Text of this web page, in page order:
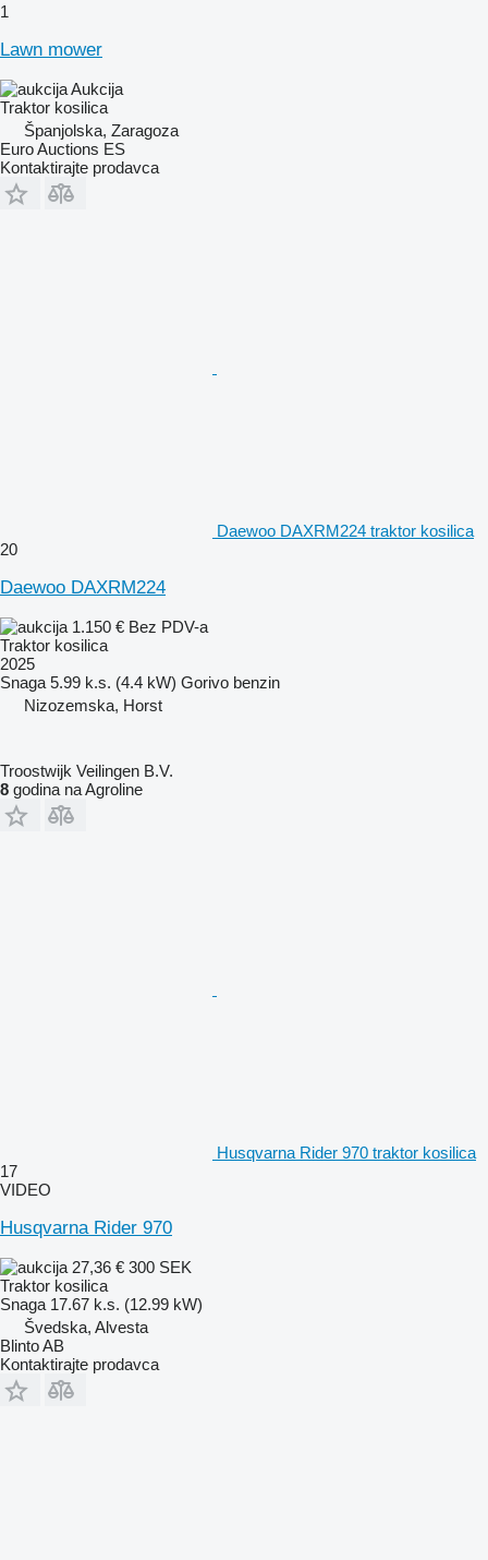
1
Lawn mower
Aukcija
Traktor kosilica
Španjolska, Zaragoza
Euro Auctions ES
Kontaktirajte prodavca
Daewoo DAXRM224 traktor kosilica
20
Daewoo DAXRM224
1.150 € Bez PDV-a
Traktor kosilica
2025
Snaga 5.99 k.s. (4.4 kW) Gorivo benzin
Nizozemska, Horst
Troostwijk Veilingen B.V.
8 godina na Agroline
Husqvarna Rider 970 traktor kosilica
17
VIDEO
Husqvarna Rider 970
27,36 € 300 SEK
Traktor kosilica
Snaga 17.67 k.s. (12.99 kW)
Švedska, Alvesta
Blinto AB
Kontaktirajte prodavca